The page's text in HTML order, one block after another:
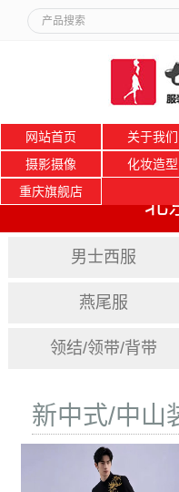
网站首页 关于我们
摄影摄像
化妆造型
重庆旗舰店
北
男士西服
燕尾服
领结/领带/背带
新中式/中山